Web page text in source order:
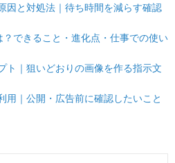
因と対処法｜待ち時間を減らす確認
できること・進化点・仕事での使い
ト｜狙いどおりの画像を作る指示文
用｜公開・広告前に確認したいこと